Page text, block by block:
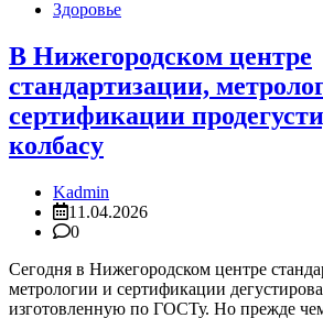
Здоровье
В Нижегородском центре
стандартизации,
сертификации
колбасу
Kadmin
11.04.2026
0
Сегодня в Нижегородском центре
метрологии и сертификации
изготовленную по ГОСТу. Но прежде